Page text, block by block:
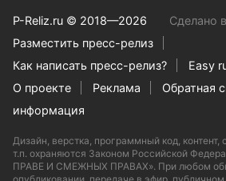
P-Reliz.ru © 2018—2026
Сделано
Разместить пресс-релиз
Как написать пресс-релиз?
Easy
О проекте
Реклама Обратная
информация
Дизайн, верстка, программный код, контент,
т.п. охраняются Законом Российской
ПРАВЕ И СМЕЖНЫХ ПРАВАХ». При любом